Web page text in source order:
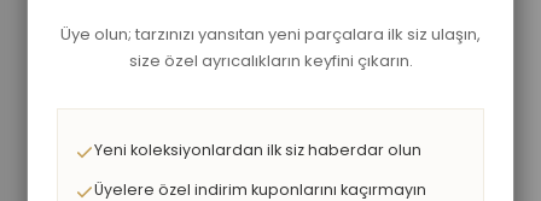
Üye olun; tarzınızı yansıtan yeni parçalara ilk siz ulaşın,
size özel ayrıcalıkların keyfini çıkarın.
Yeni koleksiyonlardan ilk siz haberdar olun
Üyelere özel indirim kuponlarını kaçırmayın